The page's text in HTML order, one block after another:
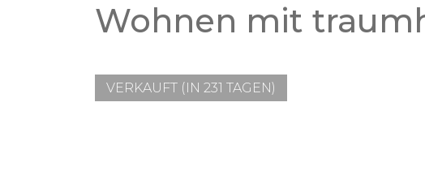
Wohnen mit
VERKAUFT (IN 231 TAGEN)